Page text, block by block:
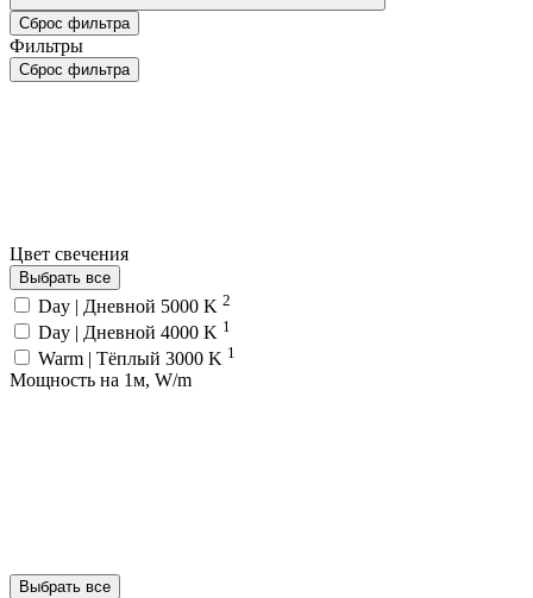
Сброс фильтра
Фильтры
Сброс фильтра
Цвет свечения
Выбрать все
Day | Дневной 5000 K 2
Day | Дневной 4000 K 1
Warm | Тёплый 3000 K 1
Мощность на 1м, W/m
Выбрать все